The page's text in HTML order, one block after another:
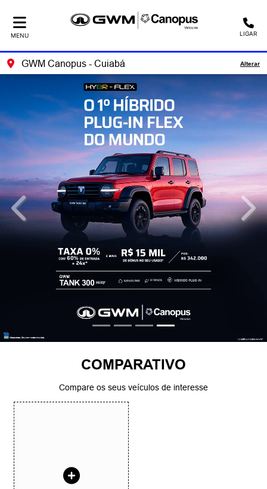
MENU LIGAR
GWM Canopus - Cuiabá Alterar
templates.template-
COMPARATIVO
Compare os seus veículos de interesse